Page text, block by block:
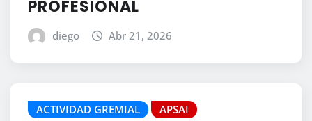
PROFESIONAL
diego Abr 21, 2026
ACTIVIDAD GREMIAL APSAI